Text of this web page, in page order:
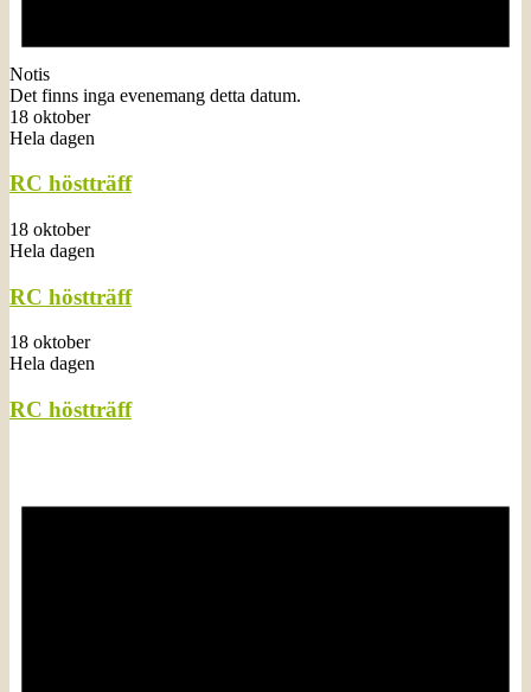
Notis
Det finns inga evenemang detta datum.
18 oktober
Hela dagen
RC höstträff
18 oktober
Hela dagen
RC höstträff
18 oktober
Hela dagen
RC höstträff